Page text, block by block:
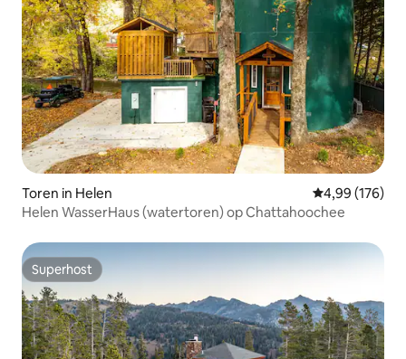
Toren in Helen Gemiddelde
4,99 (176)
Helen WasserHaus (watertoren) op Chattahoochee
Superhost
Superhost